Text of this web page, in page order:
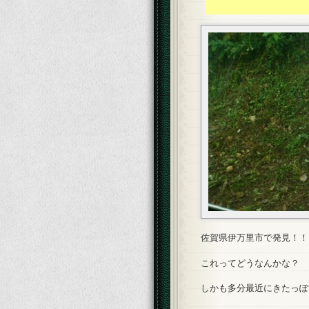
佐賀県伊万里市で発見！！
これってどうなんかな？
しかも多分最近にきたっ